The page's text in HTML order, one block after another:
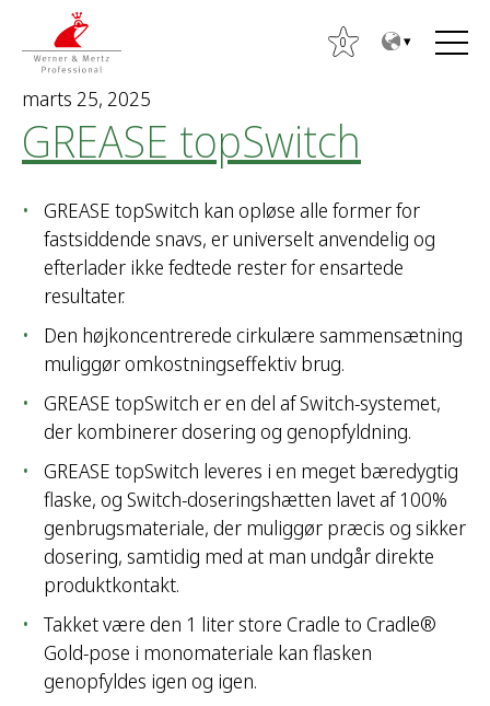
0
S
t
r
marts 25, 2025
GREASE topSwitch
GREASE topSwitch kan opløse alle former for
fastsiddende snavs, er universelt anvendelig og
efterlader ikke fedtede rester for ensartede
resultater.
Den højkoncentrerede cirkulære sammensætning
muliggør omkostningseffektiv brug.
GREASE topSwitch er en del af Switch-systemet,
der kombinerer dosering og genopfyldning.
GREASE topSwitch leveres i en meget bæredygtig
flaske, og Switch-doseringshætten lavet af 100%
genbrugsmateriale, der muliggør præcis og sikker
dosering, samtidig med at man undgår direkte
produktkontakt.
Takket være den 1 liter store Cradle to Cradle®
Gold-pose i monomateriale kan flasken
genopfyldes igen og igen.